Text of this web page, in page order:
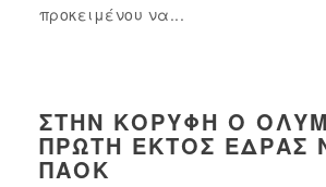
προκειμένου να...
ΣΤΗΝ ΚΟΡΥΦΉ Ο
ΠΡΏΤΗ ΕΚΤΌΣ ΈΔΡΑΣ
ΠΑΟΚ